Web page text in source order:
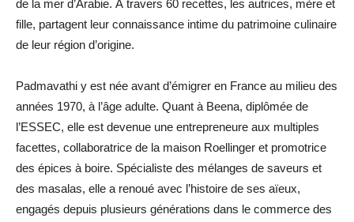
de la mer d’Arabie. À travers 60 recettes, les autrices, mère et
fille, partagent leur connaissance intime du patrimoine culinaire
de leur région d’origine.
Padmavathi y est née avant d’émigrer en France au milieu des
années 1970, à l’âge adulte. Quant à Beena, diplômée de
l’ESSEC, elle est devenue une entrepreneure aux multiples
facettes, collaboratrice de la maison Roellinger et promotrice
des épices à boire. Spécialiste des mélanges de saveurs et
des masalas, elle a renoué avec l’histoire de ses aïeux,
engagés depuis plusieurs générations dans le commerce des